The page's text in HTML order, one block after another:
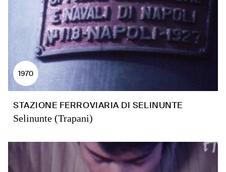
1970
STAZIONE FERROVIARIA DI SELINUNTE
Selinunte (Trapani)